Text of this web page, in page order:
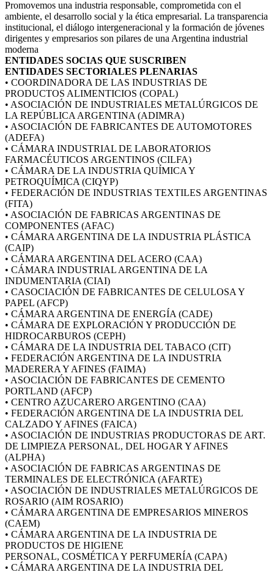
Promovemos una industria responsable, comprometida con el
ambiente, el desarrollo social y la ética empresarial. La transparencia
institucional, el diálogo intergeneracional y la formación de jóvenes
dirigentes y empresarios son pilares de una Argentina industrial
moderna
ENTIDADES SOCIAS QUE SUSCRIBEN
ENTIDADES SECTORIALES PLENARIAS
• COORDINADORA DE LAS INDUSTRIAS DE
PRODUCTOS ALIMENTICIOS (COPAL)
• ASOCIACIÓN DE INDUSTRIALES METALÚRGICOS DE
LA REPÚBLICA ARGENTINA (ADIMRA)
• ASOCIACIÓN DE FABRICANTES DE AUTOMOTORES
(ADEFA)
• CÁMARA INDUSTRIAL DE LABORATORIOS
FARMACÉUTICOS ARGENTINOS (CILFA)
• CÁMARA DE LA INDUSTRIA QUÍMICA Y
PETROQUÍMICA (CIQYP)
• FEDERACIÓN DE INDUSTRIAS TEXTILES ARGENTINAS
(FITA)
• ASOCIACIÓN DE FABRICAS ARGENTINAS DE
COMPONENTES (AFAC)
• CÁMARA ARGENTINA DE LA INDUSTRIA PLÁSTICA
(CAIP)
• CÁMARA ARGENTINA DEL ACERO (CAA)
• CÁMARA INDUSTRIAL ARGENTINA DE LA
INDUMENTARIA (CIAI)
• CASOCIACIÓN DE FABRICANTES DE CELULOSA Y
PAPEL (AFCP)
• CÁMARA ARGENTINA DE ENERGÍA (CADE)
• CÁMARA DE EXPLORACIÓN Y PRODUCCIÓN DE
HIDROCARBUROS (CEPH)
• CÁMARA DE LA INDUSTRIA DEL TABACO (CIT)
• FEDERACIÓN ARGENTINA DE LA INDUSTRIA
MADERERA Y AFINES (FAIMA)
• ASOCIACIÓN DE FABRICANTES DE CEMENTO
PORTLAND (AFCP)
• CENTRO AZUCARERO ARGENTINO (CAA)
• FEDERACIÓN ARGENTINA DE LA INDUSTRIA DEL
CALZADO Y AFINES (FAICA)
• ASOCIACIÓN DE INDUSTRIAS PRODUCTORAS DE ART.
DE LIMPIEZA PERSONAL, DEL HOGAR Y AFINES
(ALPHA)
• ASOCIACIÓN DE FABRICAS ARGENTINAS DE
TERMINALES DE ELECTRÓNICA (AFARTE)
• ASOCIACIÓN DE INDUSTRIALES METALÚRGICOS DE
ROSARIO (AIM ROSARIO)
• CÁMARA ARGENTINA DE EMPRESARIOS MINEROS
(CAEM)
• CÁMARA ARGENTINA DE LA INDUSTRIA DE
PRODUCTOS DE HIGIENE
PERSONAL, COSMÉTICA Y PERFUMERÍA (CAPA)
• CÁMARA ARGENTINA DE LA INDUSTRIA DEL